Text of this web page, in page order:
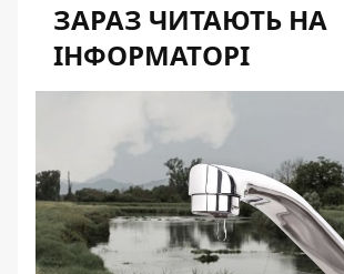
ЗАРАЗ ЧИТАЮТЬ НА
ІНФОРМАТОРІ